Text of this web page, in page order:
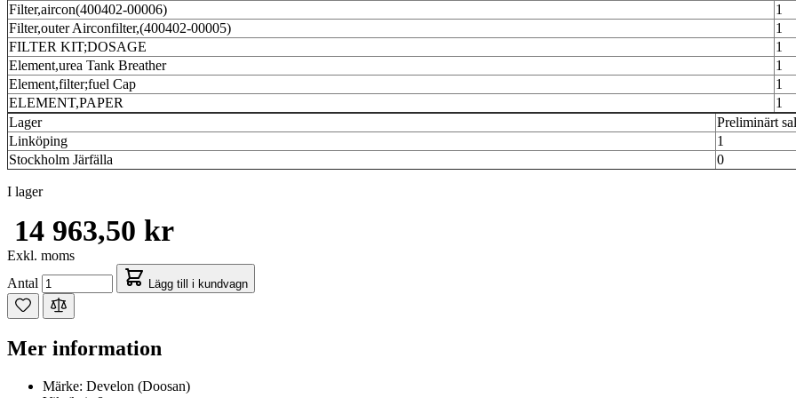
Filter,aircon(400402-00006)
1
Filter,outer Airconfilter,(400402-00005)
1
FILTER KIT;DOSAGE
1
Element,urea Tank Breather
1
Element,filter;fuel Cap
1
ELEMENT,PAPER
1
Lager
Preliminärt
Linköping
1
Stockholm Järfälla
0
I lager
14 963,50 kr
Exkl. moms
Antal
Lägg till i kundvagn
Mer information
Märke: Develon (Doosan)